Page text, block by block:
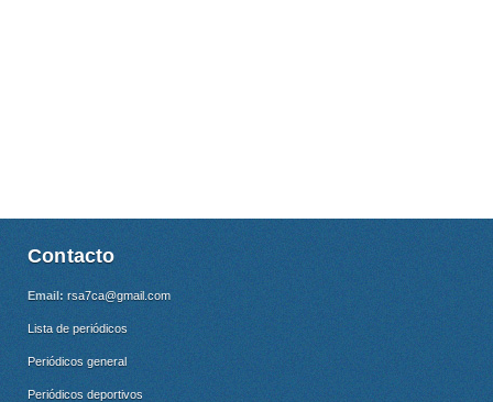
Contacto
Email: rsa7ca@gmail.com
Lista de periódicos
Periódicos general
Periódicos deportivos